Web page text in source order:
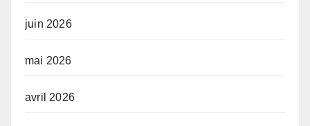
juin 2026
mai 2026
avril 2026